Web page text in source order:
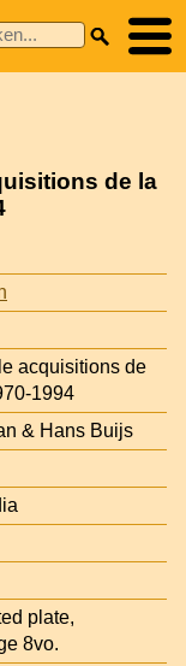
de la
acquisitions de
1994
& Hans Buijs
plate,
8vo.